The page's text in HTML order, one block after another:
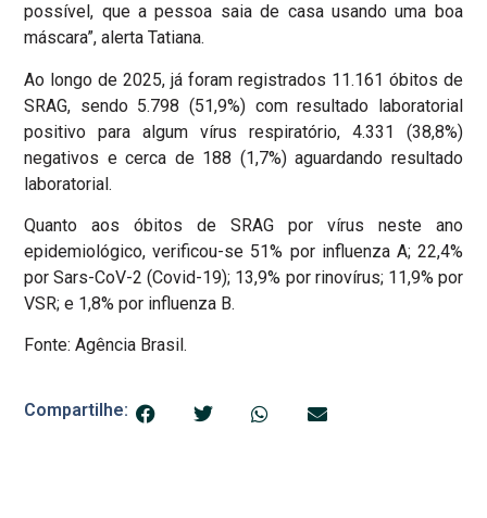
possível, que a pessoa saia de casa usando uma boa
máscara”, alerta Tatiana.
Ao longo de 2025, já foram registrados 11.161 óbitos de
SRAG, sendo 5.798 (51,9%) com resultado laboratorial
positivo para algum vírus respiratório, 4.331 (38,8%)
negativos e cerca de 188 (1,7%) aguardando resultado
laboratorial.
Quanto aos óbitos de SRAG por vírus neste ano
epidemiológico, verificou-se 51% por influenza A; 22,4%
por Sars-CoV-2 (Covid-19); 13,9% por rinovírus; 11,9% por
VSR; e 1,8% por influenza B.
Fonte: Agência Brasil.
Compartilhe: